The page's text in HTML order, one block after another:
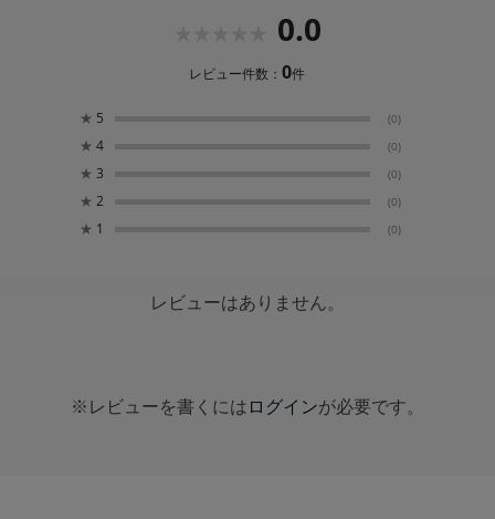
0.0
レビュー件数：0件
★ 5 (0)
★ 4 (0)
★ 3 (0)
★ 2 (0)
★ 1 (0)
レビューはありません。
※レビューを書くには ログインが必要です。